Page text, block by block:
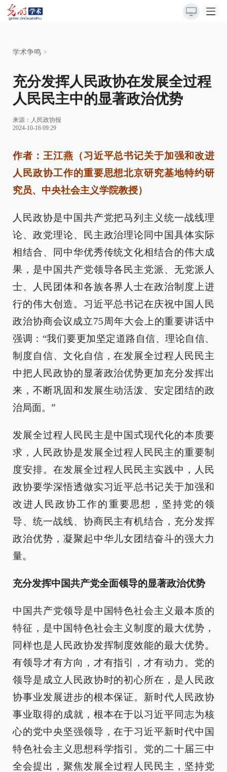
学术争鸣 >
充分发挥人民政协在发展全过程
人民民主中的显著政治优势
来源： 人民政协报
2024-10-16 09:29
作者：王江燕（习近平总书记关于加强和改进
人民政协工作的重要思想北京研究基地特约研
究员、中央社会主义学院教授）
人民政协是中国共产党把马列主义统一战线理
论、政党理论、民主政治理论同中国具体实际
相结合、同中华优秀传统文化相结合的伟大成
果，是中国共产党领导各民主党派、无党派人
士、人民团体和各族各界人士在政治制度上进
行的伟大创造。习近平总书记在庆祝中国人民
政治协商会议成立75周年大会上的重要讲话中
强调：“我们要更加坚定道路自信、理论自信、
制度自信、文化自信，在发展全过程人民民主
中把人民政协的显著政治优势更加充分发挥出
来，不断巩固和发展生动活泼、安定团结的政
治局面。”
发展全过程人民民主是中国式现代化的本质要
求，人民政协是发展全过程人民民主的重要制
度安排。在发展全过程人民民主实践中，人民
政协要学深悟透做实习近平总书记关于加强和
改进人民政协工作的重要思想，坚持党的领
导、统一战线、协商民主有机结合，充分发挥
政治优势，凝聚起中华儿女团结奋斗的强大力
量。
充分发挥中国共产党全面领导的显著政治优势
中国共产党领导是中国特色社会主义最本质的
特征，是中国特色社会主义制度的最大优势，
同样也是人民政协发挥制度效能的最大优势。
有领导才有方向，才有指引，才有动力。党的
领导是成立人民政协时的初心所在，是人民政
协事业发展进步的根本保证。新时代人民政协
事业取得的成就，根本在于以习近平同志为核
心的党中央坚强领导，在于习近平新时代中国
特色社会主义思想科学指引。党的二十届三中
全会提出，聚焦发展全过程人民民主，坚持党